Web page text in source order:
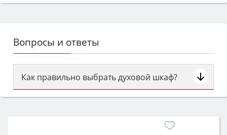
Вопросы и ответы
Как правильно выбрать духовой шкаф?
Сначала определитесь с типом (газовый или
затем смотрите на объём 50–70 л для семьи,